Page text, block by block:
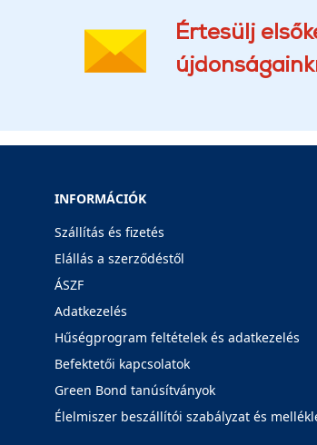
Értesülj
INFORMÁCIÓK
Szállítás és fizetés
Elállás a szerződéstől
ÁSZF
Adatkezelés
Hűségprogram feltételek és adatkezelés
Befektetői kapcsolatok
Green Bond tanúsítványok
Élelmiszer beszállítói szabályzat és